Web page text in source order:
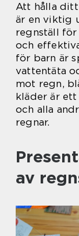
Att hålla
är en viktig
regnställ för
och
för barn är
vattentäta
mot regn,
kläder är
och alla
regnar.
av